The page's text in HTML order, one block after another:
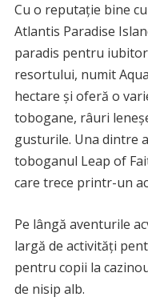
Cu o reputație bine
Atlantis Paradise
paradis pentru
resortului, numit
hectare și oferă o
tobogane, râuri
gusturile. Una dintre
toboganul Leap of
care trece printr-un
Pe lângă aventurile
largă de activități
pentru copii la
de nisip alb.